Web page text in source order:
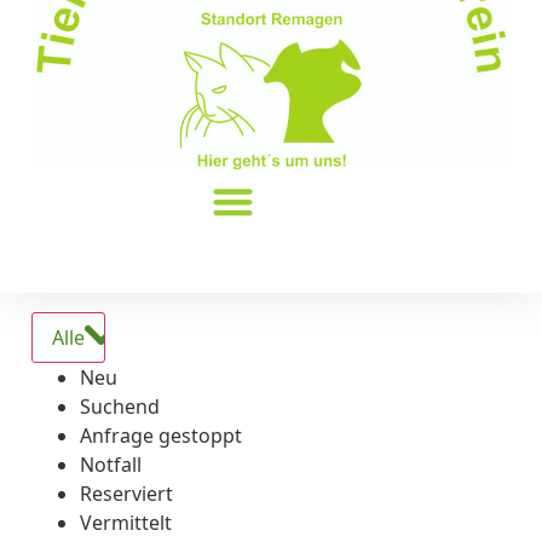
Alle
Neu
Suchend
Anfrage gestoppt
Notfall
Reserviert
Vermittelt